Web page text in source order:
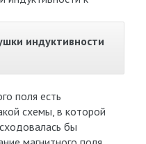
индуктивности
поля есть
схемы, в которой
бы